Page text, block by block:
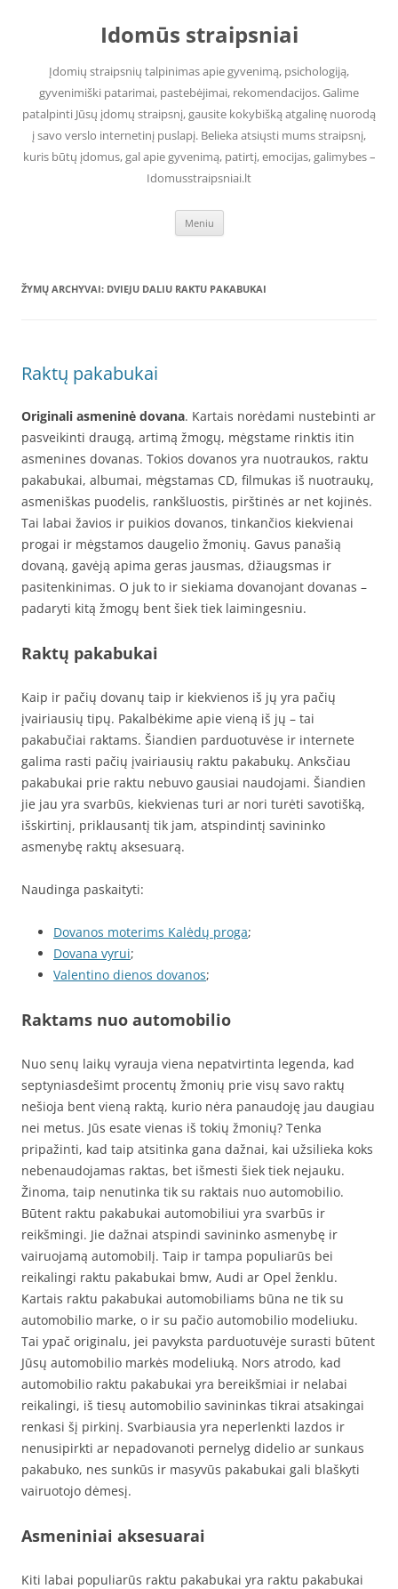
Idomūs straipsniai
Įdomių straipsnių talpinimas apie gyvenimą, psichologiją,
gyvenimiški patarimai, pastebėjimai, rekomendacijos. Galime
patalpinti Jūsų įdomų straipsnį, gausite kokybišką atgalinę nuorodą
į savo verslo internetinį puslapį. Belieka atsiųsti mums straipsnį,
kuris būtų įdomus, gal apie gyvenimą, patirtį, emocijas, galimybes –
Idomusstraipsniai.lt
Meniu
ŽYMŲ ARCHYVAI: DVIEJU DALIU RAKTU PAKABUKAI
Raktų pakabukai
Originali asmeninė dovana. Kartais norėdami nustebinti ar
pasveikinti draugą, artimą žmogų, mėgstame rinktis itin
asmenines dovanas. Tokios dovanos yra nuotraukos, raktu
pakabukai, albumai, mėgstamas CD, filmukas iš nuotraukų,
asmeniškas puodelis, rankšluostis, pirštinės ar net kojinės.
Tai labai žavios ir puikios dovanos, tinkančios kiekvienai
progai ir mėgstamos daugelio žmonių. Gavus panašią
dovaną, gavėją apima geras jausmas, džiaugsmas ir
pasitenkinimas. O juk to ir siekiama dovanojant dovanas –
padaryti kitą žmogų bent šiek tiek laimingesniu.
Raktų pakabukai
Kaip ir pačių dovanų taip ir kiekvienos iš jų yra pačių
įvairiausių tipų. Pakalbėkime apie vieną iš jų – tai
pakabučiai raktams. Šiandien parduotuvėse ir internete
galima rasti pačių įvairiausių raktu pakabukų. Anksčiau
pakabukai prie raktu nebuvo gausiai naudojami. Šiandien
jie jau yra svarbūs, kiekvienas turi ar nori turėti savotišką,
išskirtinį, priklausantį tik jam, atspindintį savininko
asmenybę raktų aksesuarą.
Naudinga paskaityti:
Dovanos moterims Kalėdų proga;
Dovana vyrui;
Valentino dienos dovanos;
Raktams nuo automobilio
Nuo senų laikų vyrauja viena nepatvirtinta legenda, kad
septyniasdešimt procentų žmonių prie visų savo raktų
nešioja bent vieną raktą, kurio nėra panaudoję jau daugiau
nei metus. Jūs esate vienas iš tokių žmonių? Tenka
pripažinti, kad taip atsitinka gana dažnai, kai užsilieka koks
nebenaudojamas raktas, bet išmesti šiek tiek nejauku.
Žinoma, taip nenutinka tik su raktais nuo automobilio.
Būtent raktu pakabukai automobiliui yra svarbūs ir
reikšmingi. Jie dažnai atspindi savininko asmenybę ir
vairuojamą automobilį. Taip ir tampa populiarūs bei
reikalingi raktu pakabukai bmw, Audi ar Opel ženklu.
Kartais raktu pakabukai automobiliams būna ne tik su
automobilio marke, o ir su pačio automobilio modeliuku.
Tai ypač originalu, jei pavyksta parduotuvėje surasti būtent
Jūsų automobilio markės modeliuką. Nors atrodo, kad
automobilio raktu pakabukai yra bereikšmiai ir nelabai
reikalingi, iš tiesų automobilio savininkas tikrai atsakingai
renkasi šį pirkinį. Svarbiausia yra neperlenkti lazdos ir
nenusipirkti ar nepadovanoti pernelyg didelio ar sunkaus
pakabuko, nes sunkūs ir masyvūs pakabukai gali blaškyti
vairuotojo dėmesį.
Asmeniniai aksesuarai
Kiti labai populiarūs raktu pakabukai yra raktu pakabukai